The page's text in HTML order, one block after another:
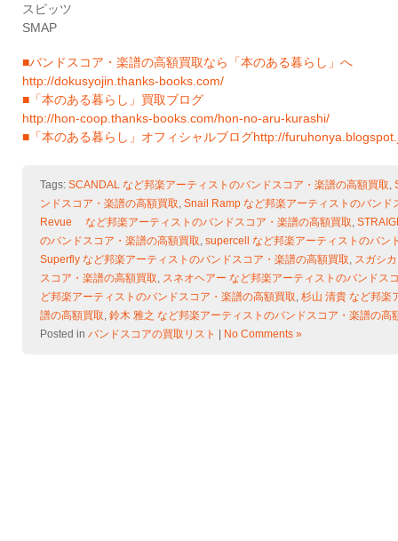
スピッツ
SMAP
■バンドスコア・楽譜の高額買取なら「本のある暮らし」へ
http://dokusyojin.thanks-books.com/
■「本のある暮らし」買取ブログ
http://hon-coop.thanks-books.com/hon-no-aru-kurashi/
■「本のある暮らし」オフィシャルブログhttp://
Tags: SCANDAL など邦楽アーティストのバンドスコア・楽譜の高額買取,
ンドスコア・楽譜の高額買取, Snail Ramp など邦楽アーティストのバンド
Revue など邦楽アーティストのバンドスコア・楽譜の高額買取,
のバンドスコア・楽譜の高額買取, supercell など邦楽アーティストのバン
Superfly など邦楽アーティストのバンドスコア・楽譜の高額買取, スガシ
スコア・楽譜の高額買取, スネオヘアー など邦楽アーティストのバンドス
ど邦楽アーティストのバンドスコア・楽譜の高額買取, 杉山 清貴 など邦楽
譜の高額買取, 鈴木 雅之 など邦楽アーティストのバンドスコア・楽譜の高
Posted in バンドスコアの買取リスト No Comments »